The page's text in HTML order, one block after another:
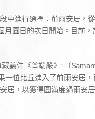
中進行選擇：前雨安居，
月圓日的次日開始。目前，
義注《普端嚴》 1
（
一位比丘進入了前雨安居
居，以獲得圓滿度過雨安